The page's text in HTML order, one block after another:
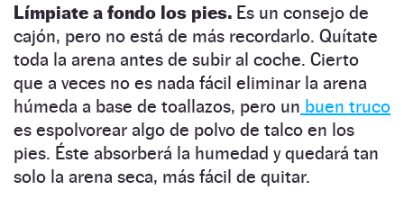
Límpiate a fondo los pies. Es un consejo de
cajón, pero no está de más recordarlo. Quítate
toda la arena antes de subir al coche. Cierto
que a veces no es nada fácil eliminar la arena
húmeda a base de toallazos, pero un buen truco
es espolvorear algo de polvo de talco en los
pies. Éste absorberá la humedad y quedará tan
solo la arena seca, más fácil de quitar.